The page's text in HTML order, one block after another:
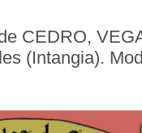
CEDRO,
(Intangia).